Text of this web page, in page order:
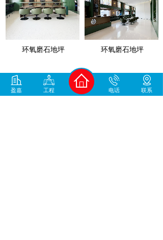
环氧磨石地坪 环氧磨石地坪
1 3 末页 >>
盈嘉 工程 电话 联系